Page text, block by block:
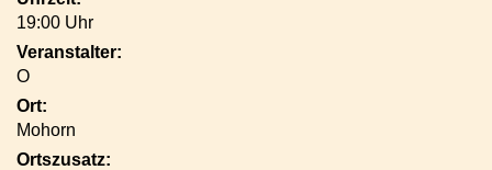
19:00 Uhr
Veranstalter:
O
Ort:
Mohorn
Ortszusatz: